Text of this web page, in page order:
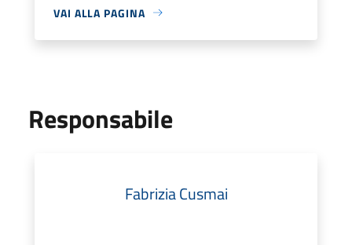
VAI ALLA PAGINA
Responsabile
Fabrizia Cusmai